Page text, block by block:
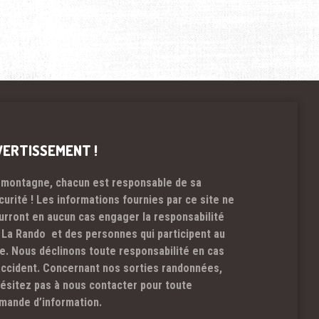
!
montagne, chacun est responsable de sa
! Les informations fournies par ce site ne
en aucun cas engager la responsabilité
Rando et des personnes qui participent au
Nous déclinons toute responsabilité en cas
Concernant nos sorties randonnées,
pas à nous contacter pour toute
d’information.